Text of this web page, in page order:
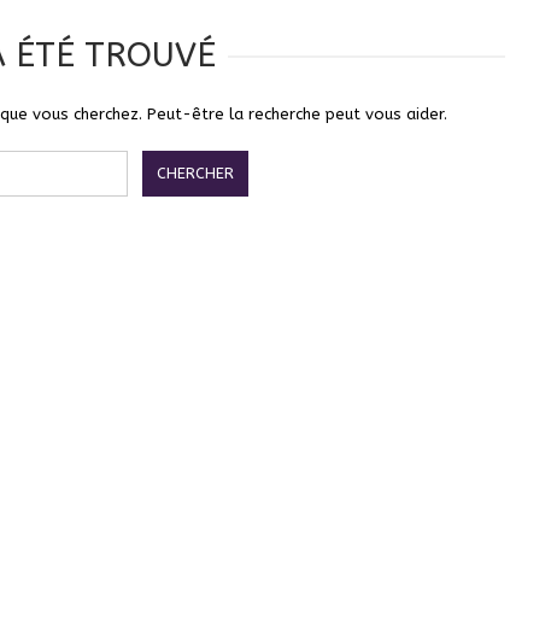
ÉTÉ TROUVÉ
vous cherchez. Peut-être la recherche peut vous aider.